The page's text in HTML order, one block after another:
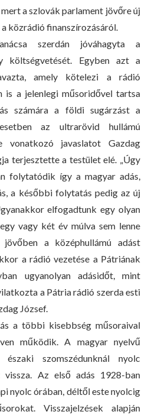
a szlovák parlament jövőre új
közrádió finanszírozásáról.
szerdán jóváhagyta a
költségvetését. Egyben azt a
amely kötelezi a rádió
is a jelenlegi műsoridővel tartsa
számára a földi sugárzást a
az ultrarövid hullámú
vonatkozó javaslatot Gazdag
terjesztette a testület elé. „Úgy
folytatódik így a magyar adás,
a későbbi folytatás pedig az új
elfogadtunk egy olyan
vagy két év múlva sem lenne
a középhullámú adást
a rádió vezetése a Pátriának
ugyanolyan adásidőt, mint
a Pátria rádió szerda esti
József.
a többi kisebbség műsoraival
működik. A magyar nyelvű
szomszédunknál nyolc
Az első adás 1928-ban
nyolc órában, déltől este nyolcig
Visszajelzések alapján